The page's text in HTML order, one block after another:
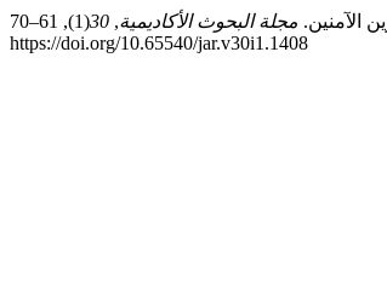
مجلة البحوث الأكاديمية,
30
(1), 61–70.
https://doi.org/10.65540/jar.v30i1.1408